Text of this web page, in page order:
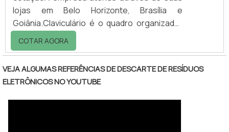
lojas em Belo Horizonte, Brasília e
Goiânia.Claviculário é o quadro organizador
de chaves.O produto é muito útil nos
condomínios, portarias em geral, onde há
uma grande quantidade de chaves para ser
organizadas.Revestido com o melhor
material para se fabricar um claviculário, a
Ecoplast tem o cuidado com todas as etapas
COTAR AGORA
VEJA ALGUMAS REFERÊNCIAS DE DESCARTE DE RESÍDUOS
ELETRÔNICOS NO YOUTUBE